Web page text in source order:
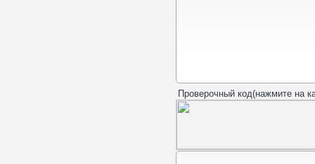
Проверочный код(нажмите на